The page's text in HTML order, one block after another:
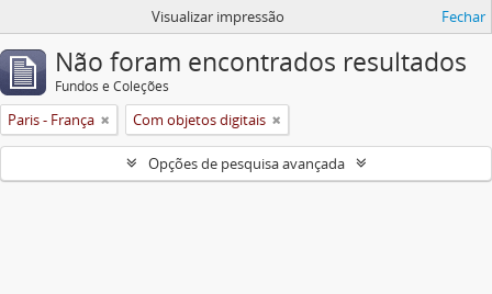
Visualizar impressão Fechar
Não foram encontrados resultados
Fundos e Coleções
Paris - França Com objetos digitais
Opções de pesquisa avançada